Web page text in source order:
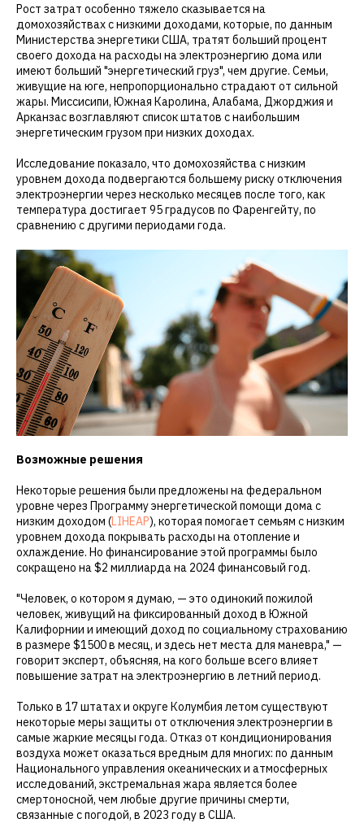
Рост затрат особенно тяжело сказывается на
домохозяйствах с низкими доходами, которые, по данным
Министерства энергетики США, тратят больший процент
своего дохода на расходы на электроэнергию дома или
имеют больший "энергетический груз", чем другие. Семьи,
живущие на юге, непропорционально страдают от сильной
жары. Миссисипи, Южная Каролина, Алабама, Джорджия и
Арканзас возглавляют список штатов с наибольшим
энергетическим грузом при низких доходах.
Исследование показало, что домохозяйства с низким
уровнем дохода подвергаются большему риску отключения
электроэнергии через несколько месяцев после того, как
температура достигает 95 градусов по Фаренгейту, по
сравнению с другими периодами года.
Возможные решения
Некоторые решения были предложены на федеральном
уровне через Программу энергетической помощи дома с
низким доходом (LIHEAP), которая помогает семьям с низким
уровнем дохода покрывать расходы на отопление и
охлаждение. Но финансирование этой программы было
сокращено на $2 миллиарда на 2024 финансовый год.
"Человек, о котором я думаю, — это одинокий пожилой
человек, живущий на фиксированный доход в Южной
Калифорнии и имеющий доход по социальному страхованию
в размере $1500 в месяц, и здесь нет места для маневра," —
говорит эксперт, объясняя, на кого больше всего влияет
повышение затрат на электроэнергию в летний период.
Только в 17 штатах и округе Колумбия летом существуют
некоторые меры защиты от отключения электроэнергии в
самые жаркие месяцы года. Отказ от кондиционирования
воздуха может оказаться вредным для многих: по данным
Национального управления океанических и атмосферных
исследований, экстремальная жара является более
смертоносной, чем любые другие причины смерти,
связанные с погодой, в 2023 году в США.